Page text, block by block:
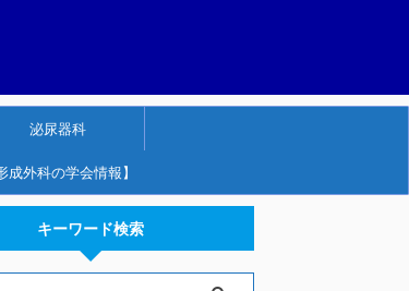
泌尿器科
成外科の学会情報】
キーワード検索